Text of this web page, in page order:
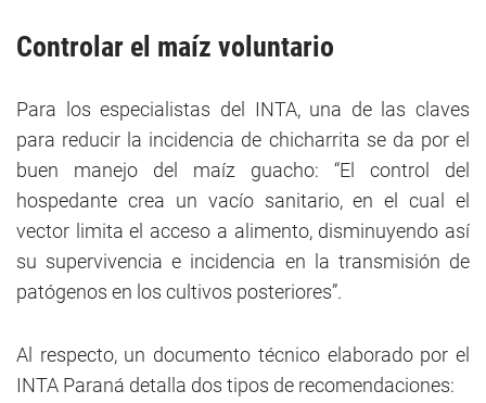
Controlar el maíz voluntario
Para los especialistas del INTA, una de las claves
para reducir la incidencia de chicharrita se da por el
buen manejo del maíz guacho: “El control del
hospedante crea un vacío sanitario, en el cual el
vector limita el acceso a alimento, disminuyendo así
su supervivencia e incidencia en la transmisión de
patógenos en los cultivos posteriores”.
Al respecto, un documento técnico elaborado por el
INTA Paraná detalla dos tipos de recomendaciones: